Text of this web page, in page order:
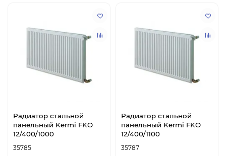
Радиатор стальной
панельный Kermi FKO
12/400/1000
35785
Радиатор стальной
панельный Kermi FKO
12/400/1100
35787